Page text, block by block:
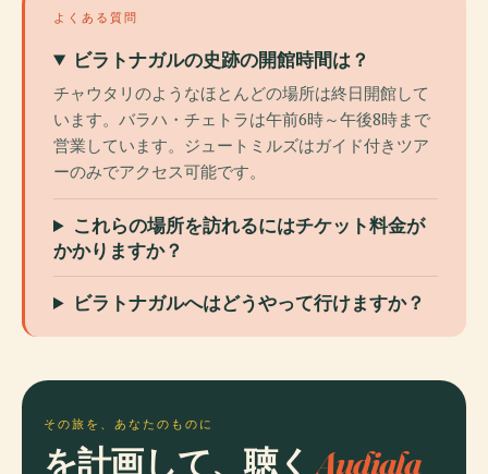
よくある質問
ビラトナガルの史跡の開館時間は？
チャウタリのようなほとんどの場所は終日開館して
います。バラハ・チェトラは午前6時～午後8時まで
営業しています。ジュートミルズはガイド付きツア
ーのみでアクセス可能です。
これらの場所を訪れるにはチケット料金が
かかりますか？
ビラトナガルへはどうやって行けますか？
その旅を、あなたのものに
を計画して、聴くAudiala